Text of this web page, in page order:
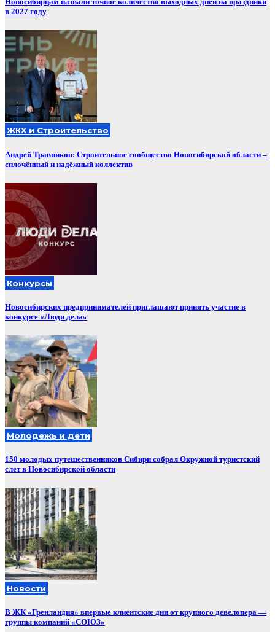
в 2027 году
ЖКХ и Строительство
Андрей Травников: Строительное сообщество Новосибирской области –
сплочённый и надёжный коллектив
Конкурсы
Новосибирских предпринимателей приглашают принять участие в
конкурсе «Люди дела»
Молодежь и дети
150 молодых путешественников Сибири собрал Окружной туристский
слет в Новосибирской области
Новости
В ЖК «Гренландия» впервые клиентские дни от крупного девелопера —
группы компаний «СОЮЗ»